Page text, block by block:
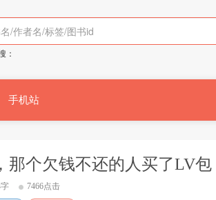
：
手机站
那个欠钱不还的人买了LV包
7466点击